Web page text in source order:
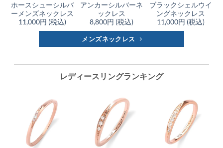
ホースシューシルバ
ーメンズネックレス
11,000円 (税込)
アンカーシルバーネ
ックレス
8,800円 (税込)
ブラックシェルウイ
ングネックレス
11,000円 (税込)
メンズネックレス
レディースリングランキング